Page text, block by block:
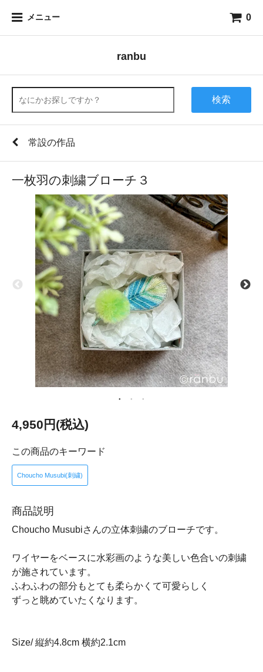
メニュー 0
ranbu
検索
常設の作品
一枚羽の刺繍ブローチ３
4,950円(税込)
この商品のキーワード
Choucho Musubi(刺繍)
商品説明
Choucho Musubiさんの立体刺繍のブローチです。
ワイヤーをベースに水彩画のような美しい色合いの刺繍
が施されています。
ふわふわの部分もとても柔らかくて可愛らしく
ずっと眺めていたくなります。
Size/ 縦約4.8cm 横約2.1cm